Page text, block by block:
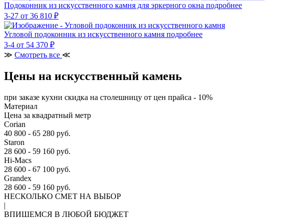
Подоконник из искусственного камня для эркерного окна подробнее
3-27 от 36 810 ₽
Угловой подоконник из искусственного камня подробнее
3-4 от 54 370 ₽
≫ Смотреть все ≪
Цены на искусственный камень
при заказе кухни скидка на столешницу от цен прайса - 10%
Материал
Цена за квадратный метр
Corian
40 800 - 65 280 руб.
Staron
28 600 - 59 160 руб.
Hi-Macs
28 600 - 67 100 руб.
Grandex
28 600 - 59 160 руб.
НЕСКОЛЬКО СМЕТ НА ВЫБОР
|
ВПИШЕМСЯ В ЛЮБОЙ БЮДЖЕТ